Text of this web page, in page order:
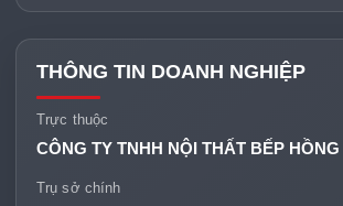
THÔNG TIN DOANH NGHIỆP
Trực thuộc
CÔNG TY TNHH NỘI THẤT BẾP HỒNG
Trụ sở chính